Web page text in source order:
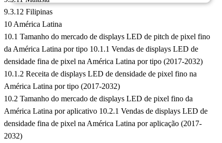
9.3.12 Filipinas
10 América Latina
10.1 Tamanho do mercado de displays LED de pitch de pixel fino
da América Latina por tipo 10.1.1 Vendas de displays LED de
densidade fina de pixel na América Latina por tipo (2017-2032)
10.1.2 Receita de displays LED de densidade de pixel fino na
América Latina por tipo (2017-2032)
10.2 Tamanho do mercado de displays LED de pixel fino da
América Latina por aplicativo 10.2.1 Vendas de displays LED de
densidade fina de pixel na América Latina por aplicação (2017-
2032)